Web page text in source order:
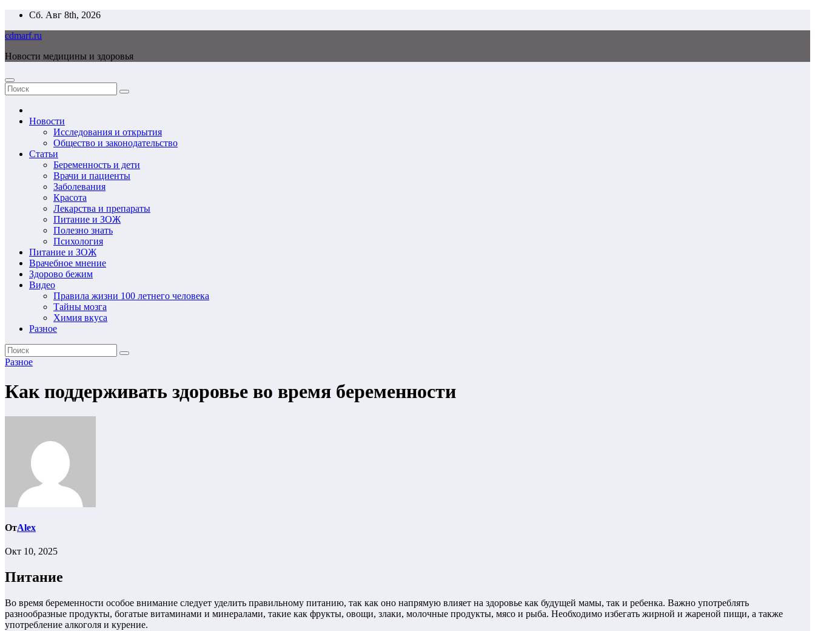
Перейти
содержимому
Сб. Авг 8th, 2026
cdmarf.ru
Новости медицины и здоровья
Новости
Исследования и открытия
Общество и законодательство
Статьи
Беременность и дети
Врачи и пациенты
Заболевания
Красота
Лекарства и препараты
Питание и ЗОЖ
Полезно знать
Психология
Питание и ЗОЖ
Врачебное мнение
Здорово бежим
Видео
Правила жизни 100 летнего человека
Тайны мозга
Химия вкуса
Разное
Разное
Как поддерживать здоровье во время беременности
ОтAlex
Окт 10, 2025
Питание
Во время беременности особое внимание следует уделить правильному питанию, так как оно напрямую влияет на здоровье как будущей мамы, так и ребенка. Важно употреблять
разнообразные продукты, богатые витаминами и минералами, такие как фрукты, овощи, злаки, молочные продукты, мясо и рыба. Необходимо избегать жирной и жареной пищи, а также
употребление алкоголя и курение.